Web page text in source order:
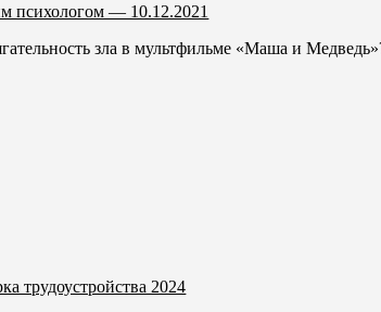
психологом — 10.12.2021
зла в мультфильме «Маша и
трудоустройства 2024